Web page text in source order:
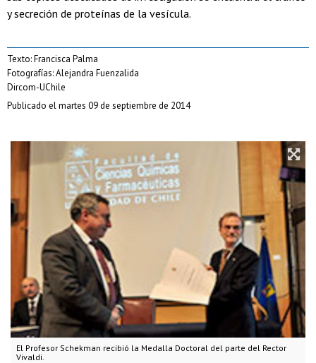
El Profesor Schekman recibió la Medalla Doctoral del parte del Rector
Vivaldi.
y secreción de proteínas de la vesícula.
Texto: Francisca Palma
Fotografías: Alejandra Fuenzalida
Dircom-UChile
Publicado el martes 09 de septiembre de 2014